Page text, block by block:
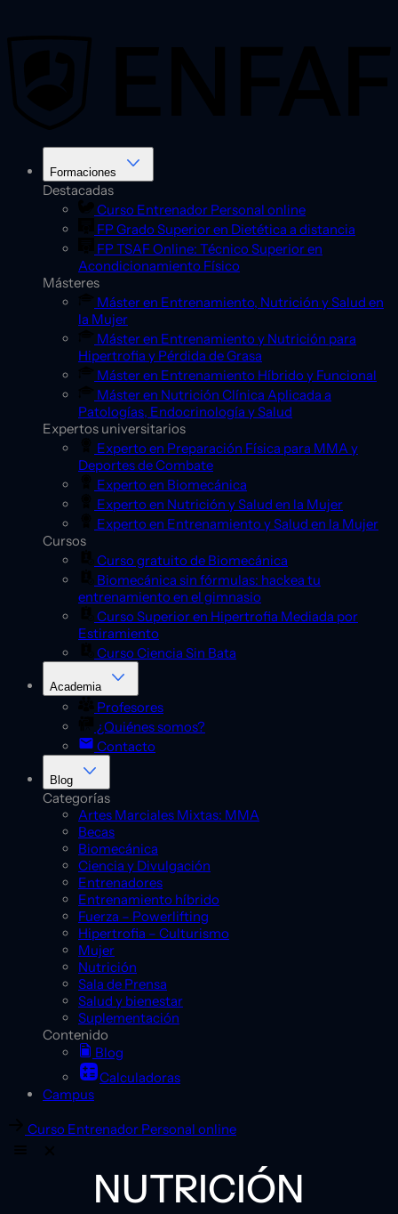
Formaciones
Destacadas
Curso Entrenador Personal online
FP Grado Superior en Dietética a distancia
FP TSAF Online: Técnico Superior en
Acondicionamiento Físico
Másteres
Máster en Entrenamiento, Nutrición y Salud en
la Mujer
Máster en Entrenamiento y Nutrición para
Hipertrofia y Pérdida de Grasa
Máster en Entrenamiento Híbrido y Funcional
Máster en Nutrición Clínica Aplicada a
Patologías, Endocrinología y Salud
Expertos universitarios
Experto en Preparación Física para MMA y
Deportes de Combate
Experto en Biomecánica
Experto en Nutrición y Salud en la Mujer
Experto en Entrenamiento y Salud en la Mujer
Cursos
Curso gratuito de Biomecánica
Biomecánica sin fórmulas: hackea tu
entrenamiento en el gimnasio
Curso Superior en Hipertrofia Mediada por
Estiramiento
Curso Ciencia Sin Bata
Academia
Profesores
¿Quiénes somos?
Contacto
Blog
Categorías
Artes Marciales Mixtas: MMA
Becas
Biomecánica
Ciencia y Divulgación
Entrenadores
Entrenamiento híbrido
Fuerza – Powerlifting
Hipertrofia – Culturismo
Mujer
Nutrición
Sala de Prensa
Salud y bienestar
Suplementación
Contenido
Blog
Calculadoras
Campus
Curso Entrenador Personal online
NUTRICIÓN